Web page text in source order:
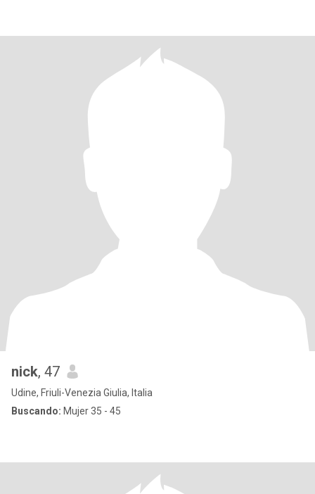
nick, 47
Udine, Friuli-Venezia Giulia, Italia
Buscando: Mujer 35 - 45